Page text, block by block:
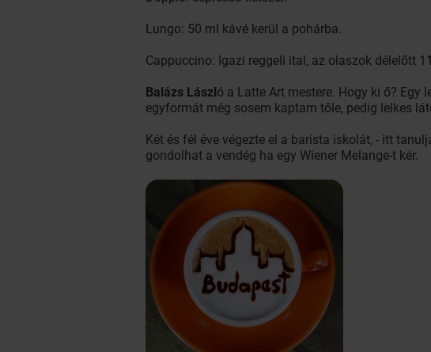
Lungo: 50 ml kávé kerül a pohárba.
Cappuccino: Igazi reggeli ital, az olaszok délelőtt
Balázs Lászl ó a Latte Art mestere. Hogy ki ő?
egyformát még sosem kaptam tőle, pedig lelkes
Két és fél éve végezte el a barista iskolát, - itt
gondolhat a vendég ha egy Wiener Melange-t kér.